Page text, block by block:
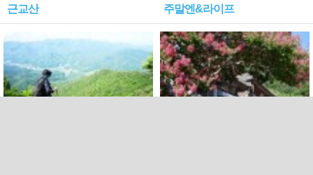
근교산 주말엔&라이프